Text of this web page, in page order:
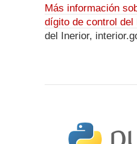
Más información
dígito de control del
del Inerior,